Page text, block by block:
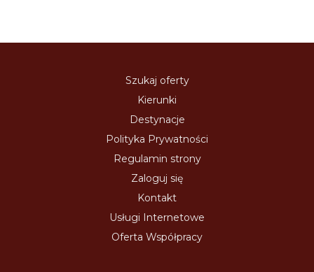
Szukaj oferty
Kierunki
Destynacje
Polityka Prywatności
Regulamin strony
Zaloguj się
Kontakt
Usługi Internetowe
Oferta Współpracy